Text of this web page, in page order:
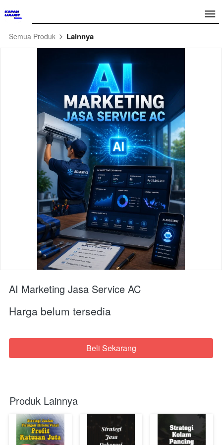
Semua Produk Lainnya
AI Marketing Jasa Service AC
Harga belum tersedia
`Beli Sekarang
Produk Lainnya